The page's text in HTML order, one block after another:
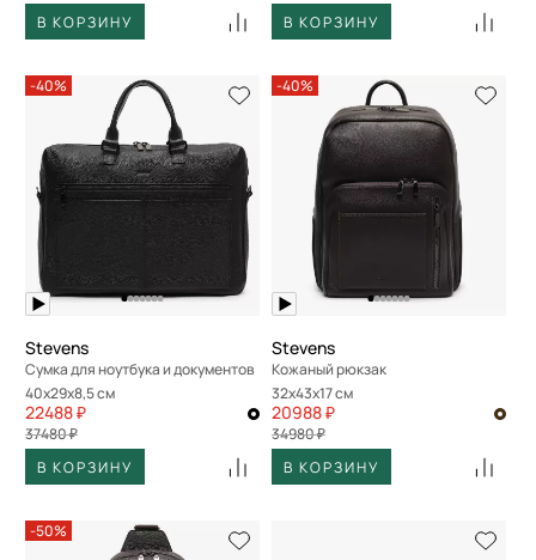
В КОРЗИНУ
В КОРЗИНУ
-40%
Stevens
Сумка для ноутбука и документов
40x29x8,5 см
22488 ₽
37480 ₽
В КОРЗИНУ
-40%
Stevens
Кожаный рюкзак
32x43x17 см
20988 ₽
34980 ₽
В КОРЗИНУ
-50%